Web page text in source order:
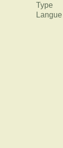
Type
Langue